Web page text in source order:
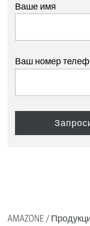
Ваше имя
Ваш номер
AMAZONE